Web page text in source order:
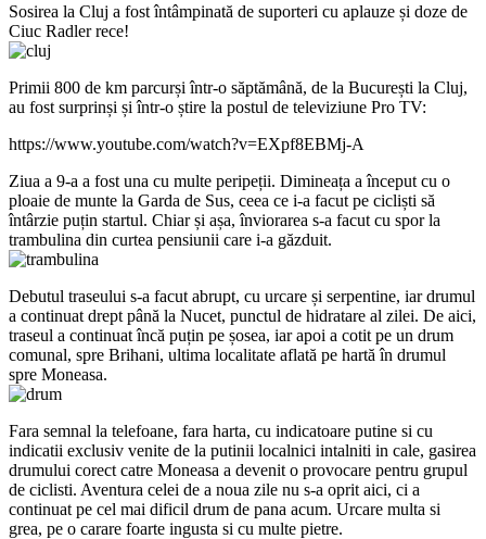
Sosirea la Cluj a fost întâmpinată de suporteri cu aplauze și doze de
Ciuc Radler rece!
Primii 800 de km parcurși într-o săptămână, de la București la Cluj,
au fost surprinși și într-o știre la postul de televiziune Pro TV:
https://www.youtube.com/watch?v=EXpf8EBMj-A
Ziua a 9-a a fost una cu multe peripeții. Dimineața a început cu o
ploaie de munte la Garda de Sus, ceea ce i-a facut pe cicliști să
întârzie puțin startul. Chiar și așa, înviorarea s-a facut cu spor la
trambulina din curtea pensiunii care i-a găzduit.
Debutul traseului s-a facut abrupt, cu urcare și serpentine, iar drumul
a continuat drept până la Nucet, punctul de hidratare al zilei. De aici,
traseul a continuat încă puțin pe șosea, iar apoi a cotit pe un drum
comunal, spre Brihani, ultima localitate aflată pe hartă în drumul
spre Moneasa.
Fara semnal la telefoane, fara harta, cu indicatoare putine si cu
indicatii exclusiv venite de la putinii localnici intalniti in cale, gasirea
drumului corect catre Moneasa a devenit o provocare pentru grupul
de ciclisti. Aventura celei de a noua zile nu s-a oprit aici, ci a
continuat pe cel mai dificil drum de pana acum. Urcare multa si
grea, pe o carare foarte ingusta si cu multe pietre.